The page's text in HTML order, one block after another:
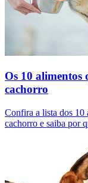
Os 10 alimentos
cachorro
Confira a lista dos 10
cachorro e saiba por